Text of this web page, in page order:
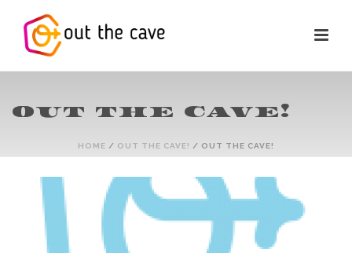
OUT THE CAVE!
HOME / OUT THE CAVE! / OUT THE CAVE!